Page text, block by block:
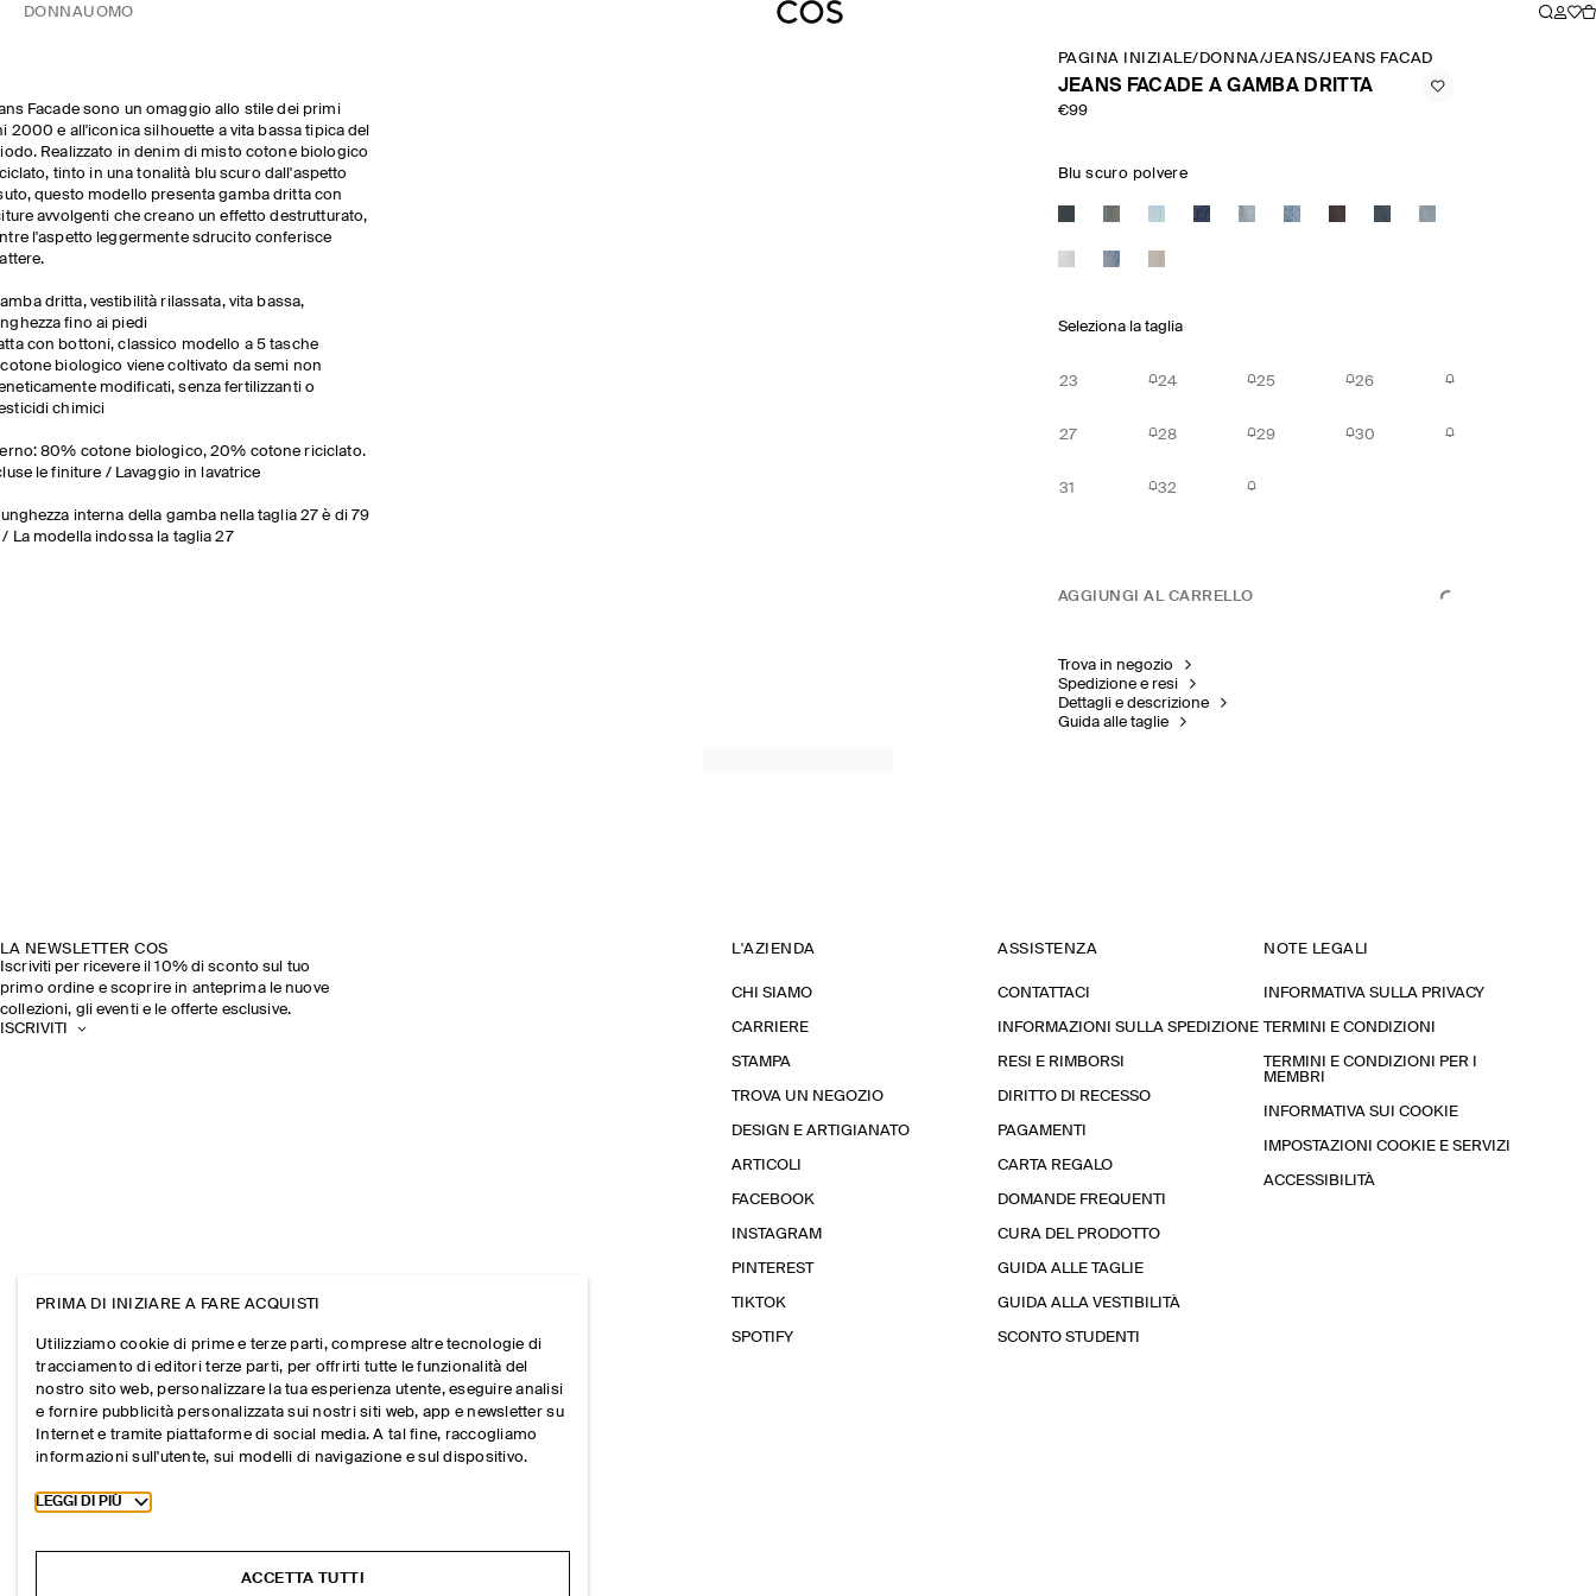
DONNAUOMO
Facade sono un omaggio allo stile dei primi
2000 e all'iconica silhouette a vita bassa tipica del
Realizzato in denim di misto cotone biologico
tinto in una tonalità blu scuro dall'aspetto
questo modello presenta gamba dritta con
avvolgenti che creano un effetto destrutturato,
l'aspetto leggermente sdrucito conferisce
dritta, vestibilità rilassata, vita bassa,
fino ai piedi
con bottoni, classico modello a 5 tasche
biologico viene coltivato da semi non
modificati, senza fertilizzanti o
chimici
80% cotone biologico, 20% cotone riciclato.
le finiture / Lavaggio in lavatrice
interna della gamba nella taglia 27 è di 79
La modella indossa la taglia 27
PAGINA INIZIALE/ DONNA/JEANS/JEANS FACADE A GAMBA DRITTA
JEANS FACADE A GAMBA DRITTA
€99
Blu scuro polvere
Seleziona la taglia
23 24 25 26
27 28 29 30
31 32
AGGIUNGI AL CARRELLO
Trova in negozio
Spedizione e resi
Dettagli e descrizione
Guida alle taglie
LA NEWSLETTER COS
Iscriviti per ricevere il 10% di sconto sul tuo
primo ordine e scoprire in anteprima le nuove
collezioni, gli eventi e le offerte esclusive.
ISCRIVITI
L'AZIENDA
CHI SIAMO
CARRIERE
STAMPA
TROVA UN NEGOZIO
DESIGN E ARTIGIANATO
ARTICOLI
FACEBOOK
INSTAGRAM
PINTEREST
TIKTOK
SPOTIFY
ASSISTENZA
CONTATTACI
INFORMAZIONI SULLA SPEDIZIONE
RESI E RIMBORSI
DIRITTO DI RECESSO
PAGAMENTI
CARTA REGALO
DOMANDE FREQUENTI
CURA DEL PRODOTTO
GUIDA ALLE TAGLIE
GUIDA ALLA VESTIBILITÀ
SCONTO STUDENTI
NOTE LEGALI
INFORMATIVA SULLA PRIVACY
TERMINI E CONDIZIONI
TERMINI E CONDIZIONI PER I
MEMBRI
INFORMATIVA SUI COOKIE
IMPOSTAZIONI COOKIE E SERVIZI
ACCESSIBILITÀ
PRIMA DI INIZIARE A FARE ACQUISTI
Utilizziamo cookie di prime e terze parti, comprese altre tecnologie di
tracciamento di editori terze parti, per offrirti tutte le funzionalità del
nostro sito web, personalizzare la tua esperienza utente, eseguire analisi
e fornire pubblicità personalizzata sui nostri siti web, app e newsletter su
Internet e tramite piattaforme di social media. A tal fine, raccogliamo
informazioni sull'utente, sui modelli di navigazione e sul dispositivo.
Toggle more cookie information
LEGGI DI PIÙ
ACCETTA TUTTI